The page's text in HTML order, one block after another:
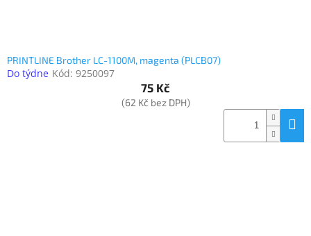
PRINTLINE Brother LC-1100M, magenta (PLCB07)
Do týdne Kód: 9250097
75 Kč
(62 Kč bez DPH)